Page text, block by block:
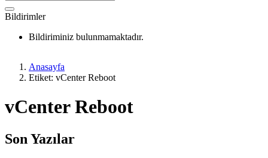
Bildirimler
Bildiriminiz bulunmamaktadır.
Anasayfa
Etiket: vCenter Reboot
vCenter Reboot
Son Yazılar